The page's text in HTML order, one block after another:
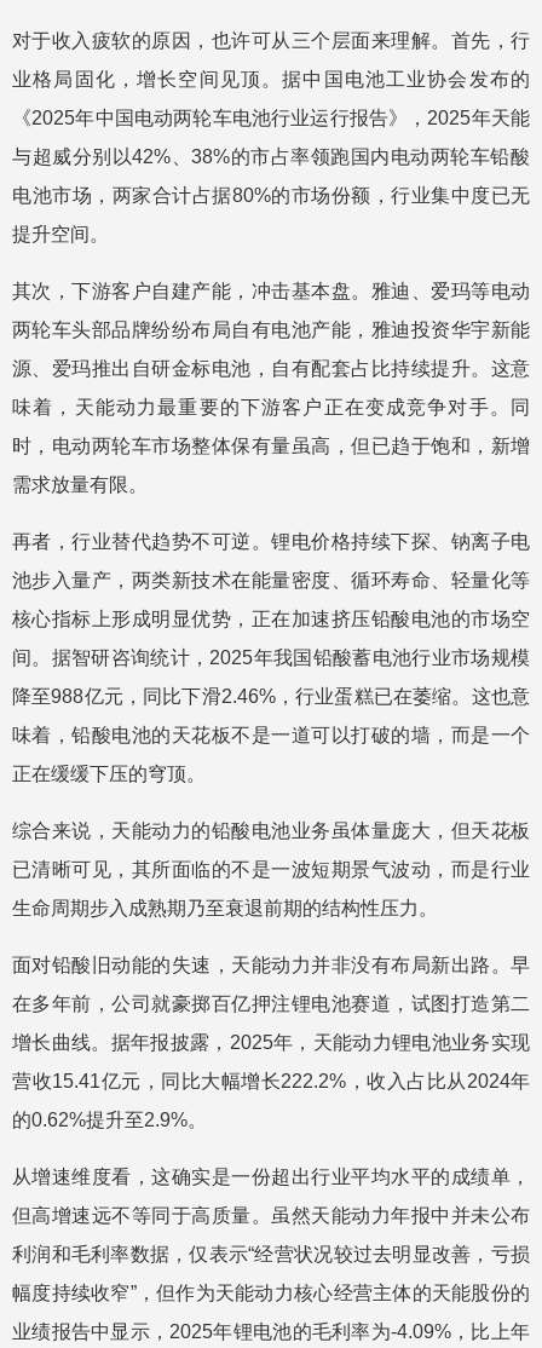
对于收入疲软的原因，也许可从三个层面来理解。首先，行
业格局固化，增长空间见顶。据中国电池工业协会发布的
《2025年中国电动两轮车电池行业运行报告》，2025年天能
与超威分别以42%、38%的市占率领跑国内电动两轮车铅酸
电池市场，两家合计占据80%的市场份额，行业集中度已无
提升空间。
其次，下游客户自建产能，冲击基本盘。雅迪、爱玛等电动
两轮车头部品牌纷纷布局自有电池产能，雅迪投资华宇新能
源、爱玛推出自研金标电池，自有配套占比持续提升。这意
味着，天能动力最重要的下游客户正在变成竞争对手。同
时，电动两轮车市场整体保有量虽高，但已趋于饱和，新增
需求放量有限。
再者，行业替代趋势不可逆。锂电价格持续下探、钠离子电
池步入量产，两类新技术在能量密度、循环寿命、轻量化等
核心指标上形成明显优势，正在加速挤压铅酸电池的市场空
间。据智研咨询统计，2025年我国铅酸蓄电池行业市场规模
降至988亿元，同比下滑2.46%，行业蛋糕已在萎缩。这也意
味着，铅酸电池的天花板不是一道可以打破的墙，而是一个
正在缓缓下压的穹顶。
综合来说，天能动力的铅酸电池业务虽体量庞大，但天花板
已清晰可见，其所面临的不是一波短期景气波动，而是行业
生命周期步入成熟期乃至衰退前期的结构性压力。
面对铅酸旧动能的失速，天能动力并非没有布局新出路。早
在多年前，公司就豪掷百亿押注锂电池赛道，试图打造第二
增长曲线。据年报披露，2025年，天能动力锂电池业务实现
营收15.41亿元，同比大幅增长222.2%，收入占比从2024年
的0.62%提升至2.9%。
从增速维度看，这确实是一份超出行业平均水平的成绩单，
但高增速远不等同于高质量。虽然天能动力年报中并未公布
利润和毛利率数据，仅表示“经营状况较过去明显改善，亏损
幅度持续收窄”，但作为天能动力核心经营主体的天能股份的
业绩报告中显示，2025年锂电池的毛利率为-4.09%，比上年